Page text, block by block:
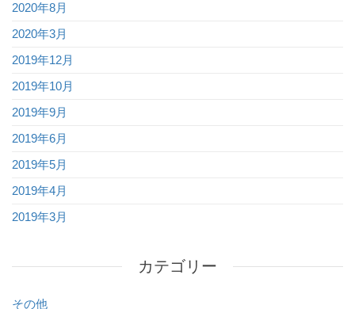
2020年8月
2020年3月
2019年12月
2019年10月
2019年9月
2019年6月
2019年5月
2019年4月
2019年3月
カテゴリー
その他